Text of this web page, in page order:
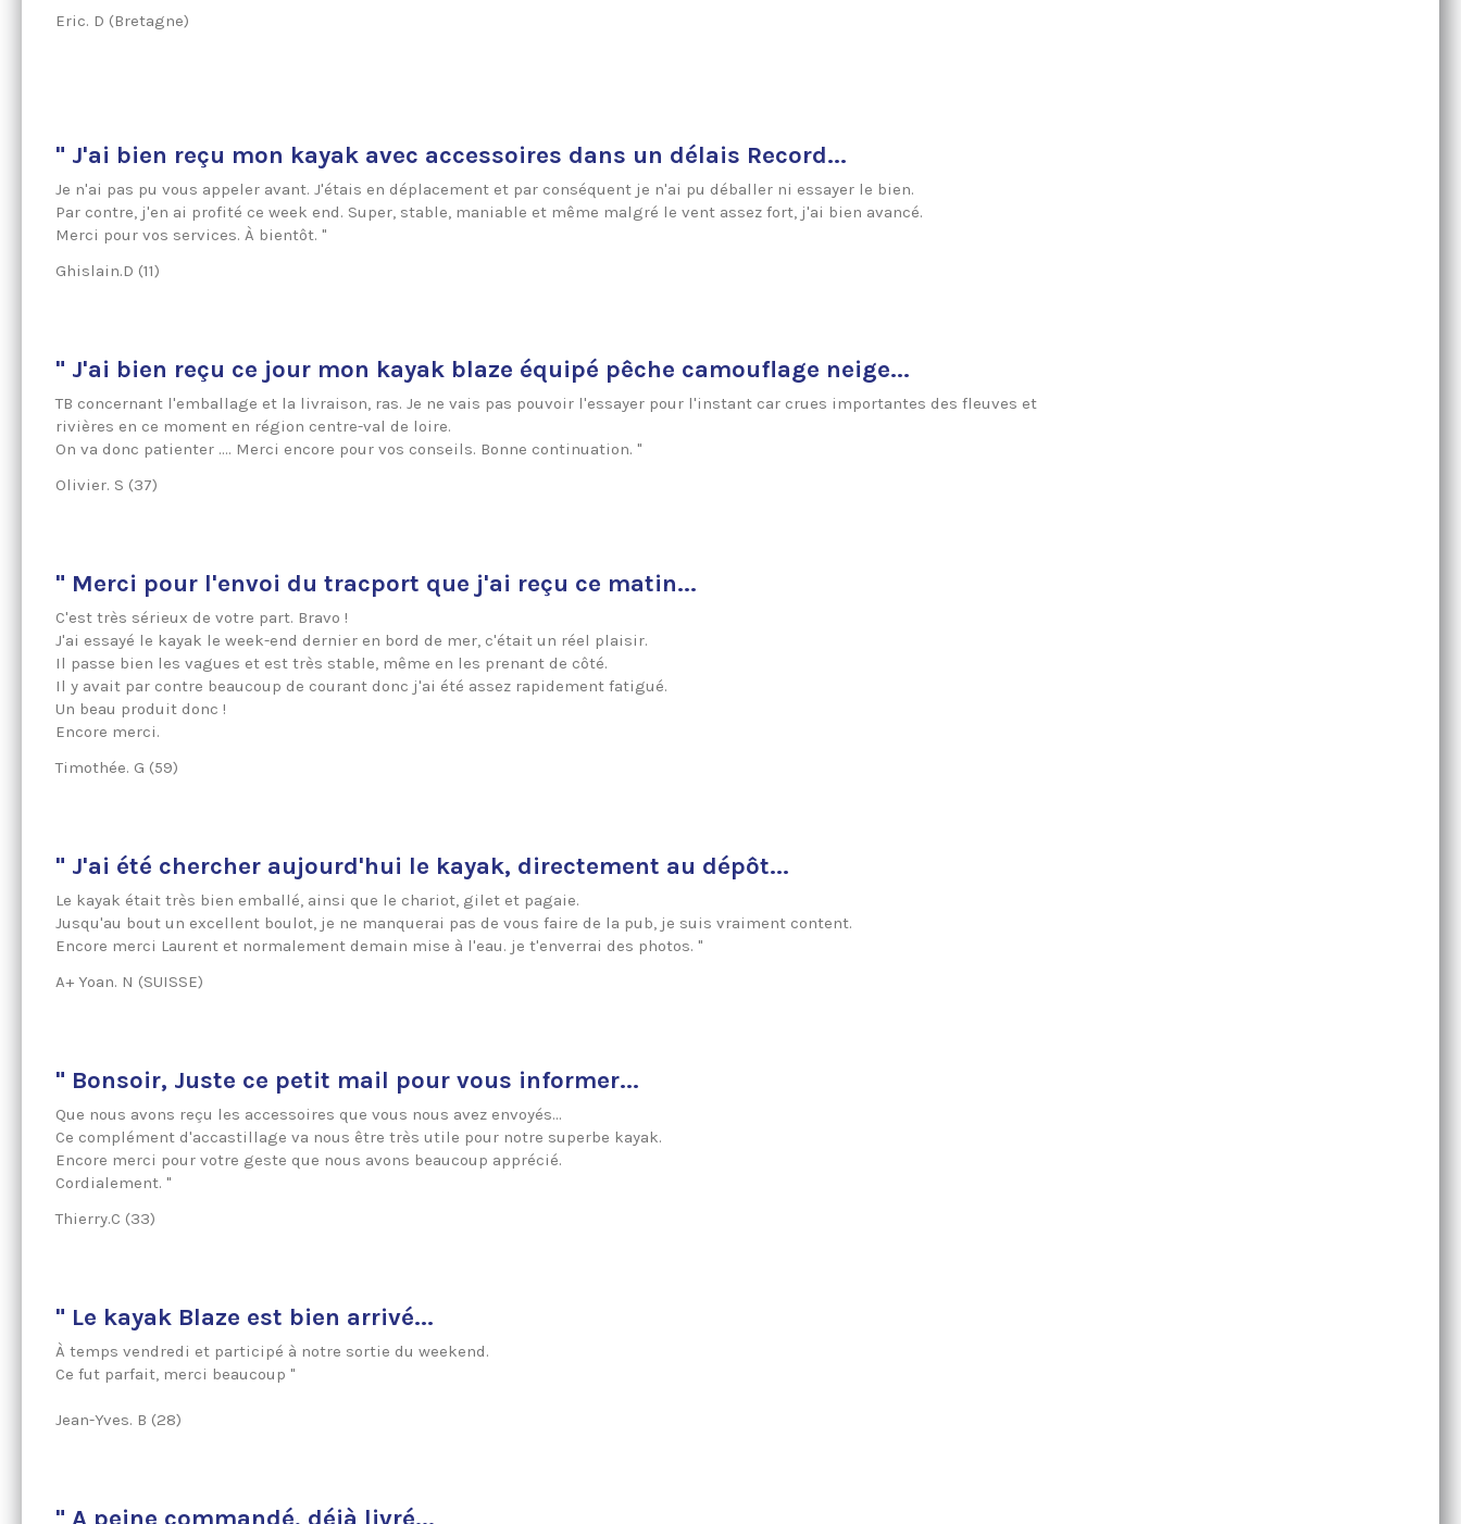
Eric. D (Bretagne)
" J'ai bien reçu mon kayak avec accessoires dans un délais Record...
Je n'ai pas pu vous appeler avant. J'étais en déplacement et par conséquent je n'ai pu déballer ni essayer le bien.
Par contre, j'en ai profité ce week end. Super, stable, maniable et même malgré le vent assez fort, j'ai bien avancé.
Merci pour vos services. À bientôt. "
Ghislain.D (11)
" J'ai bien reçu ce jour mon kayak blaze équipé pêche camouflage neige...
TB concernant l'emballage et la livraison, ras. Je ne vais pas pouvoir l'essayer pour l'instant car crues importantes des fleuves et
rivières en ce moment en région centre-val de loire.
On va donc patienter .... Merci encore pour vos conseils. Bonne continuation. "
Olivier. S (37)
" Merci pour l'envoi du tracport que j'ai reçu ce matin...
C'est très sérieux de votre part. Bravo !
J'ai essayé le kayak le week-end dernier en bord de mer, c'était un réel plaisir.
Il passe bien les vagues et est très stable, même en les prenant de côté.
Il y avait par contre beaucoup de courant donc j'ai été assez rapidement fatigué.
Un beau produit donc !
Encore merci.
Timothée. G (59)
" J'ai été chercher aujourd'hui le kayak, directement au dépôt...
Le kayak était très bien emballé, ainsi que le chariot, gilet et pagaie.
Jusqu'au bout un excellent boulot, je ne manquerai pas de vous faire de la pub, je suis vraiment content.
Encore merci Laurent et normalement demain mise à l'eau. je t'enverrai des photos. "
A+ Yoan. N (SUISSE)
" Bonsoir, Juste ce petit mail pour vous informer...
Que nous avons reçu les accessoires que vous nous avez envoyés...
Ce complément d'accastillage va nous être très utile pour notre superbe kayak.
Encore merci pour votre geste que nous avons beaucoup apprécié.
Cordialement. "
Thierry.C (33)
" Le kayak Blaze est bien arrivé...
À temps vendredi et participé à notre sortie du weekend.
Ce fut parfait, merci beaucoup "
Jean-Yves. B (28)
" A peine commandé, déjà livré...